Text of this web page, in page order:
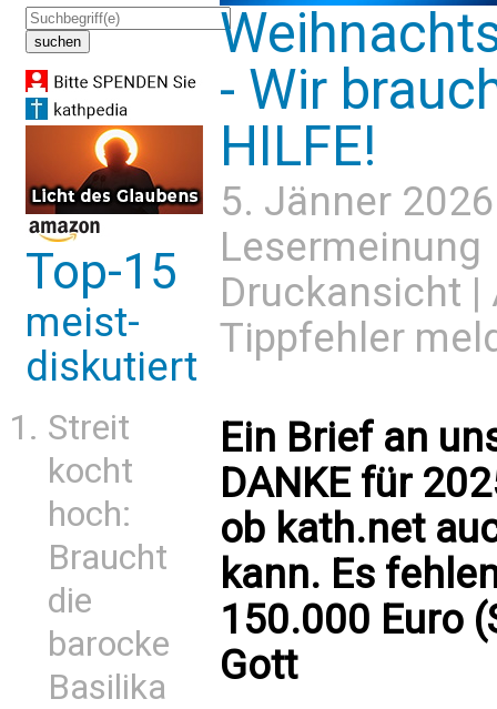
Top-15
meist-
diskutiert
Streit
kocht
hoch:
Braucht
die
barocke
Basilika
- Wir
HILFE!
5. Jänner
Lesermeinung
Druckansicht |
Tippfehler
Ein Brief an
DANKE für
ob kath.net
kann. Es
150.000 Euro
Gott